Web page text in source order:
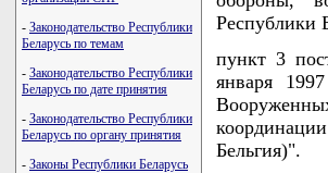
- Законодательство Республики
Беларусь по темам
- Законодательство Республики
Беларусь по дате принятия
- Законодательство Республики
Беларусь по органу принятия
- Законы Республики Беларусь
Республики
пункт 3
января
Бельгия)".